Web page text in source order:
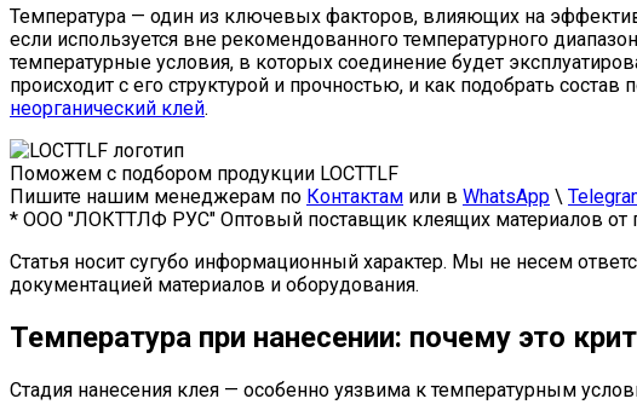
Температура — один из ключевых факторов, влияющих на
если используется вне рекомендованного температурного
температурные условия, в которых соединение будет
происходит с его структурой и прочностью, и как подобрать
неорганический клей.
Поможем с подбором продукции LOCTTLF
Пишите нашим менеджерам по Контактам или в WhatsApp \
* ООО "ЛОКТТЛФ РУС" Оптовый поставщик клеящих материалов от
Статья носит сугубо информационный характер. Мы не несем
документацией материалов и оборудования.
Температура при нанесении: почему это
Стадия нанесения клея — особенно уязвима к температурным